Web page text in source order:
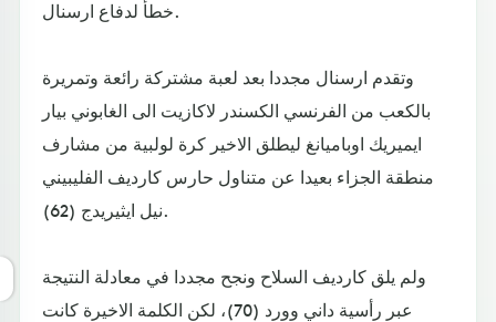
خطأ لدفاع ارسنال.
وتقدم ارسنال مجددا بعد لعبة مشتركة رائعة وتمريرة
بالكعب من الفرنسي الكسندر لاكازيت الى الغابوني بيار
ايميريك اوباميانغ ليطلق الاخير كرة لولبية من مشارف
منطقة الجزاء بعيدا عن متناول حارس كارديف الفليبيني
نيل ايثيريدج (62).
ولم يلق كارديف السلاح ونجح مجددا في معادلة النتيجة
عبر رأسية داني وورد (70)، لكن الكلمة الاخيرة كانت